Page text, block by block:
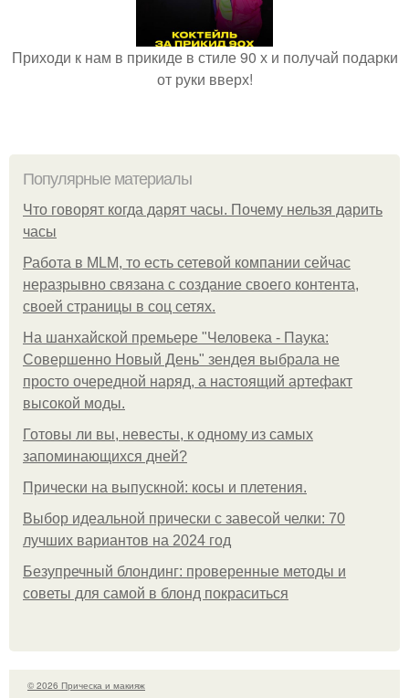
Приходи к нам в прикиде в стиле 90 х и получай подарки
от руки вверх!
Популярные материалы
Что говорят когда дарят часы. Почему нельзя дарить
часы
Работа в MLM, то есть сетевой компании сейчас
неразрывно связана с создание своего контента,
своей страницы в соц сетях.
На шанхайской премьере "Человека - Паука:
Совершенно Новый День" зендея выбрала не
просто очередной наряд, а настоящий артефакт
высокой моды.
Готовы ли вы, невесты, к одному из самых
запоминающихся дней?
Прически на выпускной: косы и плетения.
Выбор идеальной прически с завесой челки: 70
лучших вариантов на 2024 год
Безупречный блондинг: проверенные методы и
советы для самой в блонд покраситься
© 2026 Прическа и макияж